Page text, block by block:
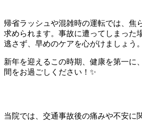
帰省ラッシュや混雑時の運転では、焦
求められます。事故に遭ってしまった
逃さず、早めのケアを心がけましょう。
新年を迎えるこの時期、健康を第一に
間をお過ごしください！✨
当院では、交通事故後の痛みや不安に